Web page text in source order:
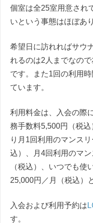
個室は全25室用意され
いという事態はほぼあ
希望日に訪れればサウ
れるのは2人までなの
です。また1回の利用
ています。
利用料金は、入会の際
務手数料5,500円（税
り月1回利用のマンス
込）、月4回利用のマ
（税込）、いつでも使
25,000円／月（税込）
入会および利用予約は
す。